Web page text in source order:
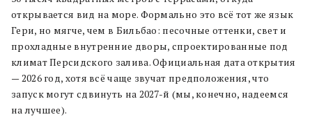
открывается вид на море. Формально это всё тот же язык
Гери, но мягче, чем в Бильбао: песочные оттенки, свет и
прохладные внутренние дворы, спроектированные под
климат Персидского залива. Официальная дата открытия
— 2026 год, хотя всё чаще звучат предположения, что
запуск могут сдвинуть на 2027-й (мы, конечно, надеемся
на лучшее).